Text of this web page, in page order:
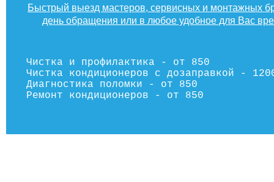
Быстрый выезд мастеров, сервисных и монтажных
день обращения или в любое удобное для Вас
Чистка и профилактика - от 850
Чистка кондиционеров с дозаправкой -
Диагностика поломки - от 850
Ремонт кондиционеров - от 850